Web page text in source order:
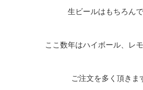
生ビールはもちろん
ここ数年はハイボール、レ
ご注文を多く頂きま